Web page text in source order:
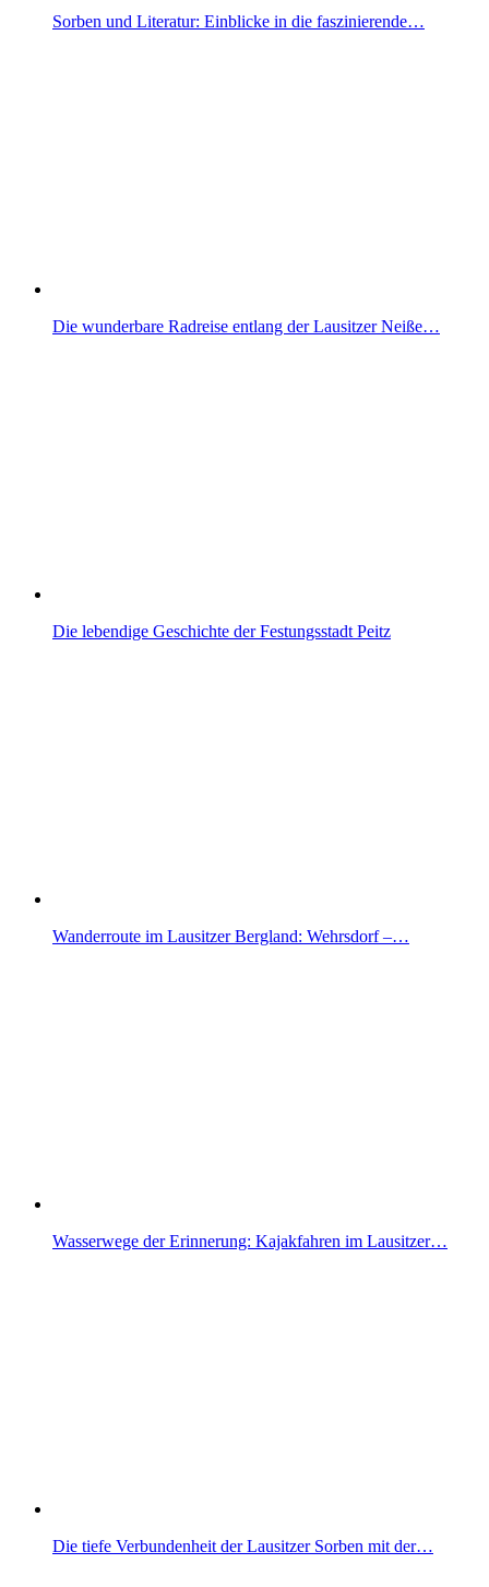
Sorben und Literatur: Einblicke in die faszinierende…
Die wunderbare Radreise entlang der Lausitzer Neiße…
Die lebendige Geschichte der Festungsstadt Peitz
Wanderroute im Lausitzer Bergland: Wehrsdorf –…
Wasserwege der Erinnerung: Kajakfahren im Lausitzer…
Die tiefe Verbundenheit der Lausitzer Sorben mit der…